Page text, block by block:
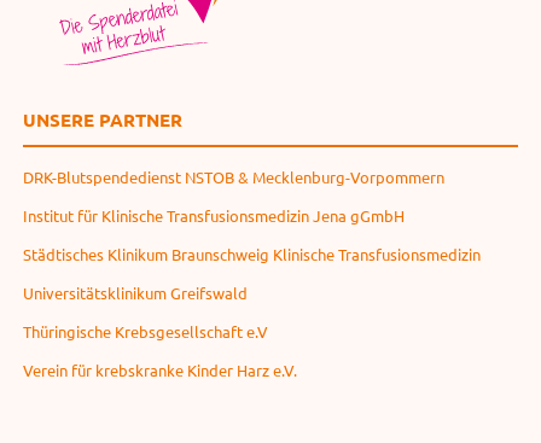
UNSERE PARTNER
DRK-Blutspendedienst NSTOB & Mecklenburg-Vorpommern
Institut für Klinische Transfusionsmedizin Jena gGmbH
Städtisches Klinikum Braunschweig Klinische Transfusionsmedizin
Universitätsklinikum Greifswald
Thüringische Krebsgesellschaft e.V
Verein für krebskranke Kinder Harz e.V.